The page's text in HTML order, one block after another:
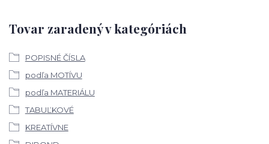
Tovar zaradený v kategóriách
POPISNÉ ČÍSLA
podľa MOTÍVU
podľa MATERIÁLU
TABUĽKOVÉ
KREATÍVNE